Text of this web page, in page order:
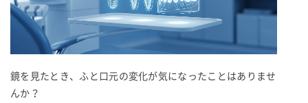
鏡を見たとき、ふと口元の変化が気になったことはありませ
んか？